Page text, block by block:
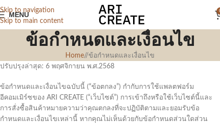
Skip to navigation
Skip to main content
MENU
ข้อกำหนดและเงื่อนไข
Home/ ข้อกำหนดและเงื่อนไข
ปรับปรุงล่าสุด: 6 พฤศจิกายน พ.ศ.2568
ข้อกำหนดและเงื่อนไขฉบับนี้ (“ข้อตกลง”) กำกับการใช้แพลตฟอร์ม
อีคอมเมิร์ซของ ARI CREATE (“เว็บไซต์”) การเข้าถึงหรือใช้เว็บไซต์นี้และ
การสั่งซื้อสินค้าหมายความว่าคุณตกลงที่จะปฏิบัติตามและยอมรับข้อ
กำหนดและเงื่อนไขเหล่านี้ หากคุณไม่เห็นด้วยกับข้อกำหนดส่วนใดส่วน